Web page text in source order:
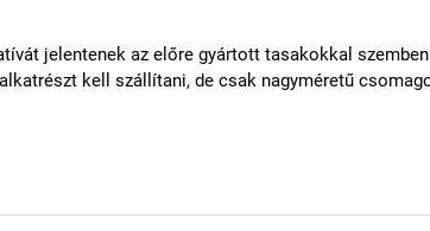
jelentenek az előre gyártott tasakokkal
kell szállítani, de csak nagyméretű